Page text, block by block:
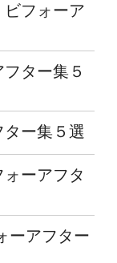
フォーア
ター集５
ー集５選
ーアフタ
ーアフター